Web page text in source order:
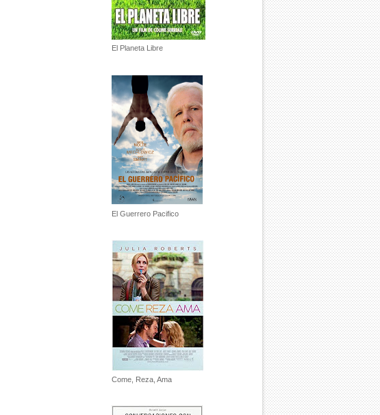
El Planeta Libre
El Guerrero Pacifico
Come, Reza, Ama